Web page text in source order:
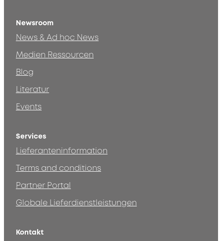
Newsroom
News & Ad hoc News
Medien Ressourcen
Blog
Literatur
Events
Services
Lieferanteninformation
Terms and conditions
Partner Portal
Globale Lieferdienstleistungen
Kontakt